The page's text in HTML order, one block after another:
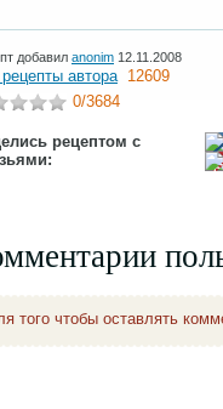
добавил anonim 12.11.2008
автора
12609
0/3684
рецептом с
того чтобы оставлять